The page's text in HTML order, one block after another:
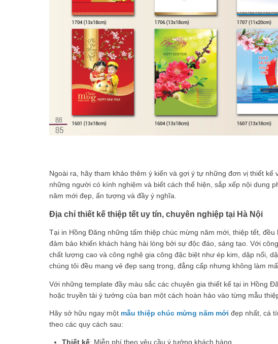
Ngoài ra, hãy tham khảo thêm ý kiến và gợi ý tự những đơn vị thiết kế
những người có kính nghiệm và biết cách thể hiện, sắp xếp nội dung
năm mới đẹp, ấn tượng và đầy ý nghĩa.
Địa chỉ thiết kế thiệp tết uy tín, chuyên nghiệp tại Hà Nội
Tại in Hồng Đăng những tấm thiệp chúc mừng năm mới , thiệp tết, đều
đảm bảo khiến khách hàng hài lòng bởi sự độc đáo, sáng tạo. Với
chất lượng cao và công nghệ gia công đặc biệt như ép kim, dập nổi,
chúng tôi đều mang vẻ đẹp sang trọng, đẳng cấp nhưng không làm
Với những template đầy màu sắc các chuyên gia thiết kế tại in Hồng
hoặc truyền tải ý tưởng của bạn một cách hoàn hảo vào từng mẫu
Hãy sở hữu ngay một mẫu thiệp chúc mừng năm mới đẹp nhất, cá
theo các quy cách sau:
Thiết kế: Miễn phí theo yêu cầu ý tưởng khách hàng